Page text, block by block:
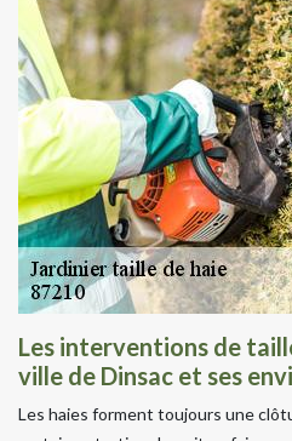
Les interventions de
ville de Dinsac et ses
Les haies forment toujours une